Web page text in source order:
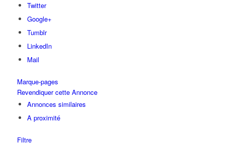
Twitter
Google+
Tumblr
LinkedIn
Mail
Marque-pages
Revendiquer cette Annonce
Annonces similaires
A proximité
Filtre